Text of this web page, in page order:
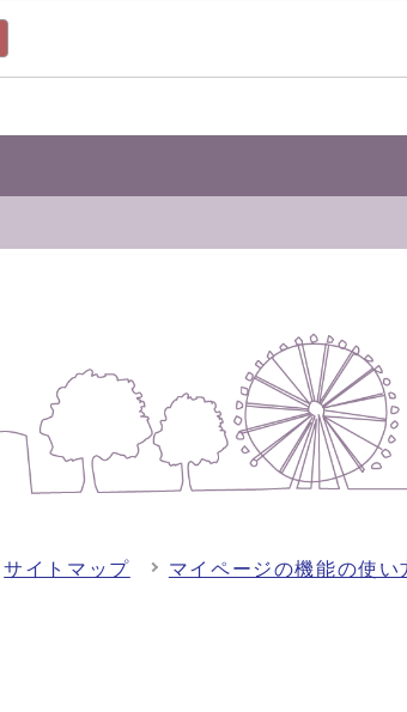
サイトマップ マイページの機能の使い